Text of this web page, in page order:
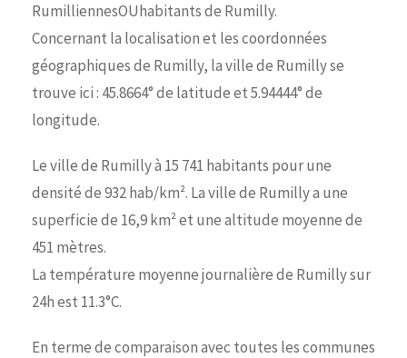
RumilliennesOUhabitants de Rumilly.
Concernant la localisation et les coordonnées
géographiques de Rumilly, la ville de Rumilly se
trouve ici : 45.8664° de latitude et 5.94444° de
longitude.
Le ville de Rumilly à 15 741 habitants pour une
densité de 932 hab/km². La ville de Rumilly a une
superficie de 16,9 km² et une altitude moyenne de
451 mètres.
La température moyenne journalière de Rumilly sur
24h est 11.3°C.
En terme de comparaison avec toutes les communes